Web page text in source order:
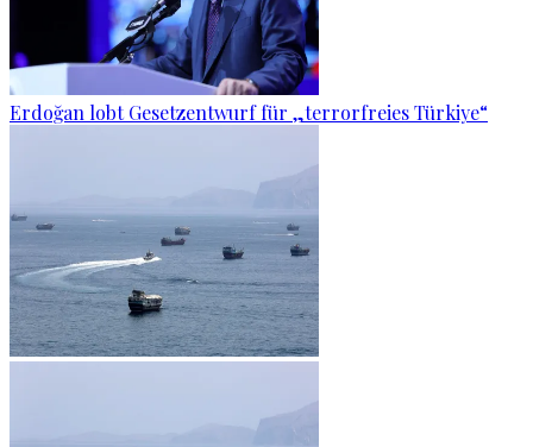
Erdoğan lobt Gesetzentwurf für „terrorfreies Türkiye“